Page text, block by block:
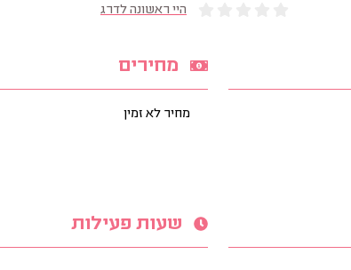
היי ראשונה לדרג
מחירים
מחיר לא זמין
שעות פעילות